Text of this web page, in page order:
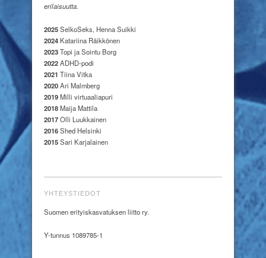
erilaisuutta.
2025SelkoSeks, Henna Suikki
2024 Katariina Räikkönen
2023Topi ja Sointu Borg
2022ADHD-podi
2021 Tiina Vitka
2020Ari Malmberg
2019Milli virtuaaliapuri
2018Maija Mattila
2017Olli Luukkainen
2016Shed Helsinki
2015Sari Karjalainen
YHTEYSTIEDOT
Suomen erityiskasvatuksen liitto ry.
Y-tunnus 1089785-1